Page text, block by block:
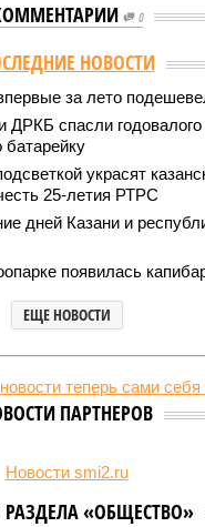
0
НОВОСТИ
за лето
ДРКБ спасли годовалого
батарейку
украсят
25-летия РТРС
дней Казани и
появилась
ЕЩЕ НОВОСТИ
ПАРТНЕРОВ
Новости smi2.ru
«ОБЩЕСТВО»